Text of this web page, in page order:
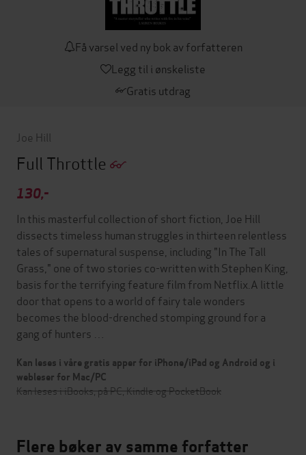
Få varsel ved ny bok av forfatteren
Legg til i ønskeliste
Gratis utdrag
Joe Hill
Full Throttle
130,-
In this masterful collection of short fiction, Joe Hill
dissects timeless human struggles in thirteen relentless
tales of supernatural suspense, including "In The Tall
Grass," one of two stories co-written with Stephen King,
basis for the terrifying feature film from Netflix.A little
door that opens to a world of fairy tale wonders
becomes the blood-drenched stomping ground for a
gang of hunters …
Kan leses i våre gratis apper for iPhone/iPad og Android og i
webleser for Mac/PC
Kan leses i iBooks, på PC, Kindle og PocketBook
Flere bøker av samme forfatter